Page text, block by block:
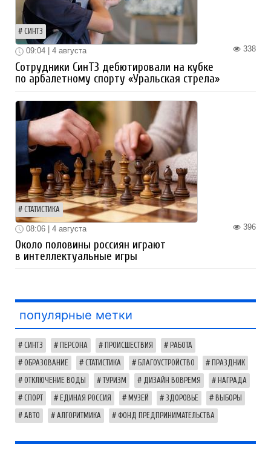
СИНТЗ
338
09:04 | 4 августа
Сотрудники СинТЗ дебютировали на кубке
по арбалетному спорту «Уральская стрела»
СТАТИСТИКА
396
08:06 | 4 августа
Около половины россиян играют
в интеллектуальные игры
популярные метки
СИНТЗ ПЕРСОНА ПРОИСШЕСТВИЯ РАБОТА
ОБРАЗОВАНИЕ СТАТИСТИКА БЛАГОУСТРОЙСТВО ПРАЗДНИК
ОТКЛЮЧЕНИЕ ВОДЫ ТУРИЗМ ДИЗАЙН ВОВРЕМЯ НАГРАДА
СПОРТ ЕДИНАЯ РОССИЯ МУЗЕЙ ЗДОРОВЬЕ ВЫБОРЫ
АВТО АЛГОРИТМИКА ФОНД ПРЕДПРИНИМАТЕЛЬСТВА